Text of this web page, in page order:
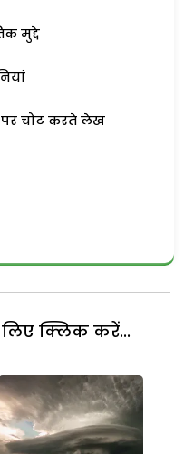
मुद्दे
चोट करते लेख
क्लिक करें...